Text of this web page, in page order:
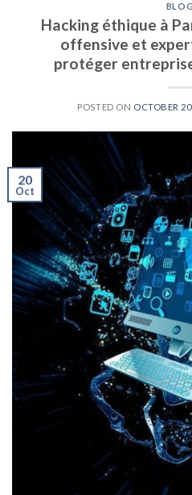
BLOG
Hacking éthique à
offensive et
protéger
POSTED ON OCTOBER
20
Oct